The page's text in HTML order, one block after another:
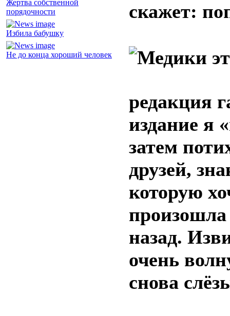
Жертва собственной
порядочности
Избила бабушку
Не до конца хороший человек
скажет:
редакция
издание я
затем
друзей,
которую
назад.
очень
снова